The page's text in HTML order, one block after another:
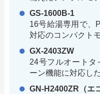
GS-1600B-1
16号給湯専用で、
対応のコンパクト
GX-2403ZW
24号フルオートタ
ーン機能に対応し
GN-H2400ZR（エ